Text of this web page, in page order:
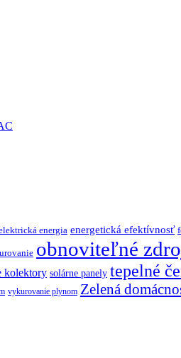
energia energetická efektívnosť
obnoviteľné
kolektory solárne panely tepelné
vykurovanie plynom Zelená